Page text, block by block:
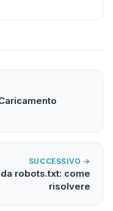
SUCCESSIVO →
robots.txt: come
risolvere